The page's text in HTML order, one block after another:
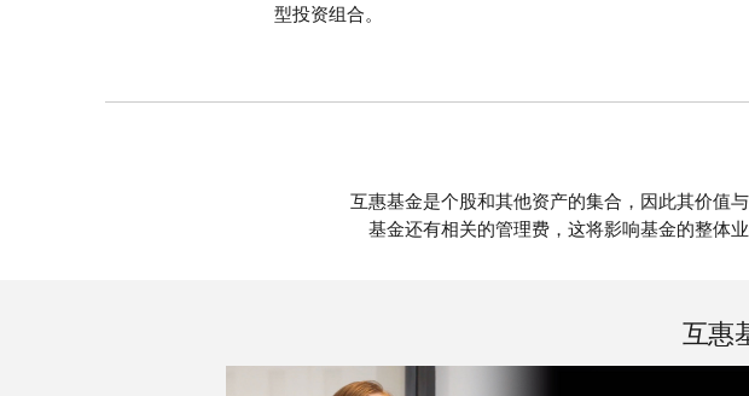
型投资组合。
互惠基金是个股和其他资产的集合，因此其价值
基金还有相关的管理费，这将影响基金的整体
互惠